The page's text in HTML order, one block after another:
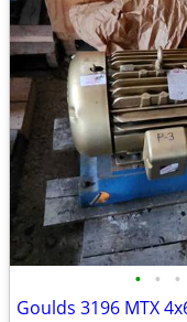
• • •
Goulds 3196 MTX